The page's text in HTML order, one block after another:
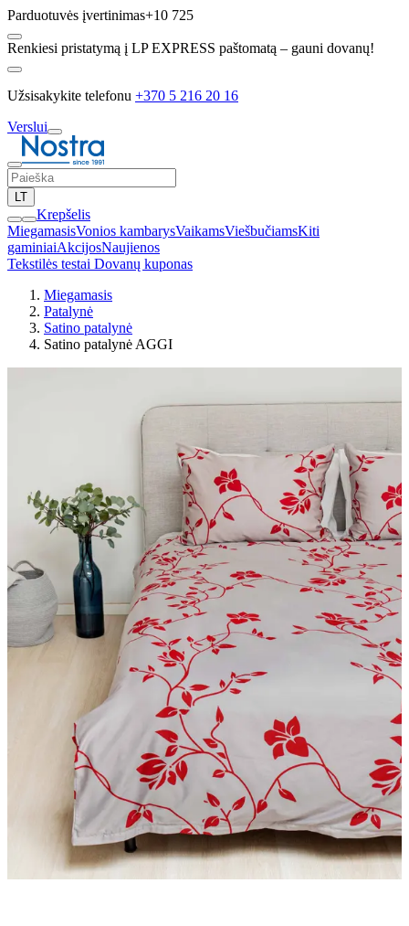
Parduotuvės įvertinimas+10 725
Renkiesi pristatymą į LP EXPRESS paštomatą – gauni dovanų!
Užsisakykite telefonu +370 5 216 20 16
Verslui
LT
Krepšelis
MiegamasisVonios kambarysVaikamsViešbučiamsKiti
gaminiaiAkcijosNaujienos
Tekstilės testai Dovanų kuponas
Miegamasis
Patalynė
Satino patalynė
Satino patalynė AGGI